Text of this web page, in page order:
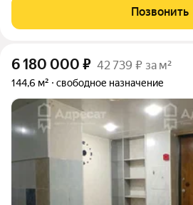
на территории универсального
Волгоградская область,
Позвонить
6 180 000 ₽ 42 739 ₽ за м²
144,6 м² свободное назначение